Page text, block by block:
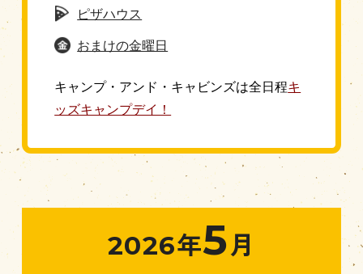
ピザハウス
おまけの金曜日
キャンプ・アンド・キャビンズは全日程キ
ッズキャンプデイ！
2026年5月